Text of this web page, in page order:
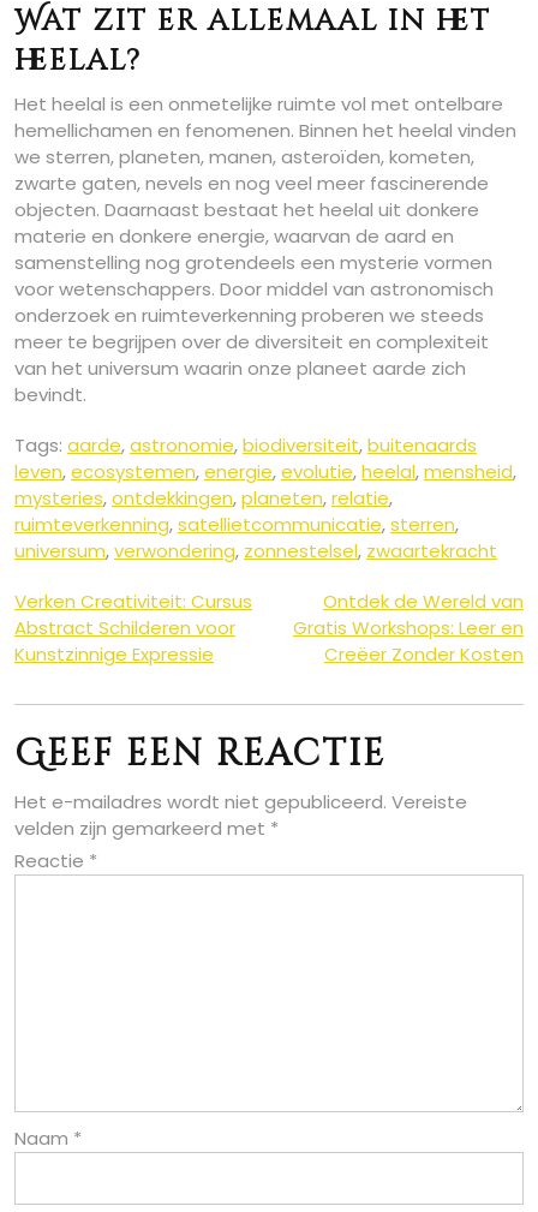
Wat zit er allemaal in het
heelal?
Het heelal is een onmetelijke ruimte vol met ontelbare
hemellichamen en fenomenen. Binnen het heelal vinden
we sterren, planeten, manen, asteroïden, kometen,
zwarte gaten, nevels en nog veel meer fascinerende
objecten. Daarnaast bestaat het heelal uit donkere
materie en donkere energie, waarvan de aard en
samenstelling nog grotendeels een mysterie vormen
voor wetenschappers. Door middel van astronomisch
onderzoek en ruimteverkenning proberen we steeds
meer te begrijpen over de diversiteit en complexiteit
van het universum waarin onze planeet aarde zich
bevindt.
Tags: aarde,astronomie,biodiversiteit,buitenaards
leven,ecosystemen,energie,evolutie,heelal,mensheid,
mysteries,ontdekkingen,planeten,relatie,
ruimteverkenning,satellietcommunicatie,sterren,
universum,verwondering, zonnestelsel, zwaartekracht
Berichtnavigatie
Verken Creativiteit: Cursus
Abstract Schilderen voor
Kunstzinnige Expressie
Ontdek de Wereld van
Gratis Workshops: Leer en
Creëer Zonder Kosten
Geef een reactie
Het e-mailadres wordt niet gepubliceerd. Vereiste
velden zijn gemarkeerd met *
Reactie *
Naam *